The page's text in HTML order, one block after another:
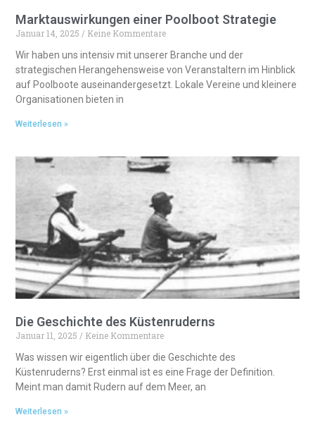
Marktauswirkungen einer Poolboot Strategie
Januar 14, 2025 Keine Kommentare
Wir haben uns intensiv mit unserer Branche und der
strategischen Herangehensweise von Veranstaltern im Hinblick
auf Poolboote auseinandergesetzt. Lokale Vereine und kleinere
Organisationen bieten in
Weiterlesen »
Die Geschichte des Küstenruderns
Januar 11, 2025
Keine Kommentare
Was wissen wir eigentlich über die Geschichte des
Küstenruderns? Erst einmal ist es eine Frage der Definition.
Meint man damit Rudern auf dem Meer, an
Weiterlesen »